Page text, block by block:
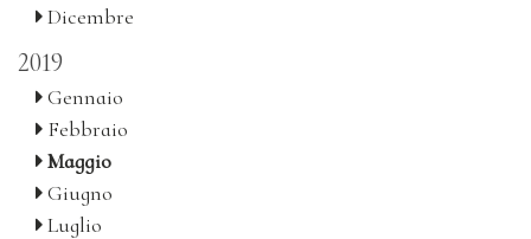
Dicembre
2019
Gennaio
Febbraio
Maggio
Giugno
Luglio